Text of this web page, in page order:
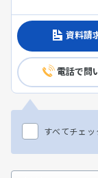
資料請
電話で問
すべてチェッ